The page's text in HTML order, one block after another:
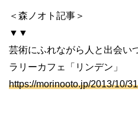
＜森ノオト記事＞
▼▼
芸術にふれながら人と出会い
ラリーカフェ「リンデン」
https://morinooto.jp/2013/10/